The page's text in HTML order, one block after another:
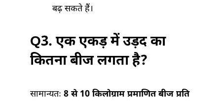
बढ़ सकते हैं।
Q3. एक एकड़ में उड़द का
कितना बीज लगता है?
सामान्यतः 8 से 10 किलोग्राम प्रमाणित बीज प्रति